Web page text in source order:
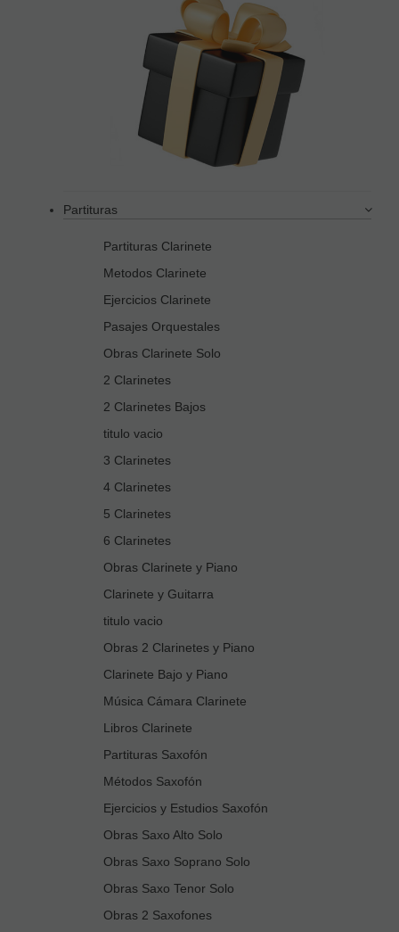
Partituras
Partituras Clarinete
Metodos Clarinete
Ejercicios Clarinete
Pasajes Orquestales
Obras Clarinete Solo
2 Clarinetes
2 Clarinetes Bajos
titulo vacio
3 Clarinetes
4 Clarinetes
5 Clarinetes
6 Clarinetes
Obras Clarinete y Piano
Clarinete y Guitarra
titulo vacio
Obras 2 Clarinetes y Piano
Clarinete Bajo y Piano
Música Cámara Clarinete
Libros Clarinete
Partituras Saxofón
Métodos Saxofón
Ejercicios y Estudios Saxofón
Obras Saxo Alto Solo
Obras Saxo Soprano Solo
Obras Saxo Tenor Solo
Obras 2 Saxofones